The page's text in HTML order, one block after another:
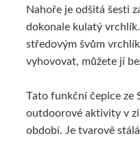
Nahoře je odšitá šesti
dokonale kulatý
středovým švům
vyhovovat, můžete jí
Tato funkční čepice ze
outdoorové aktivity v
období. Je tvarově